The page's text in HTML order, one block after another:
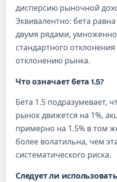
дисперсию рыночной
Эквивалентно: бета
двумя рядами,
стандартного
отклонению рынка.
Что означает бета 1.5?
Бета 1.5 подразумевает,
рынок движется на 1%,
примерно на 1.5% в том
более волатильна, чем
систематического риска.
Следует ли